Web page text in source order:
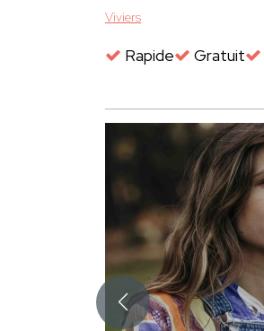
Viviers
Rapide Gratuit